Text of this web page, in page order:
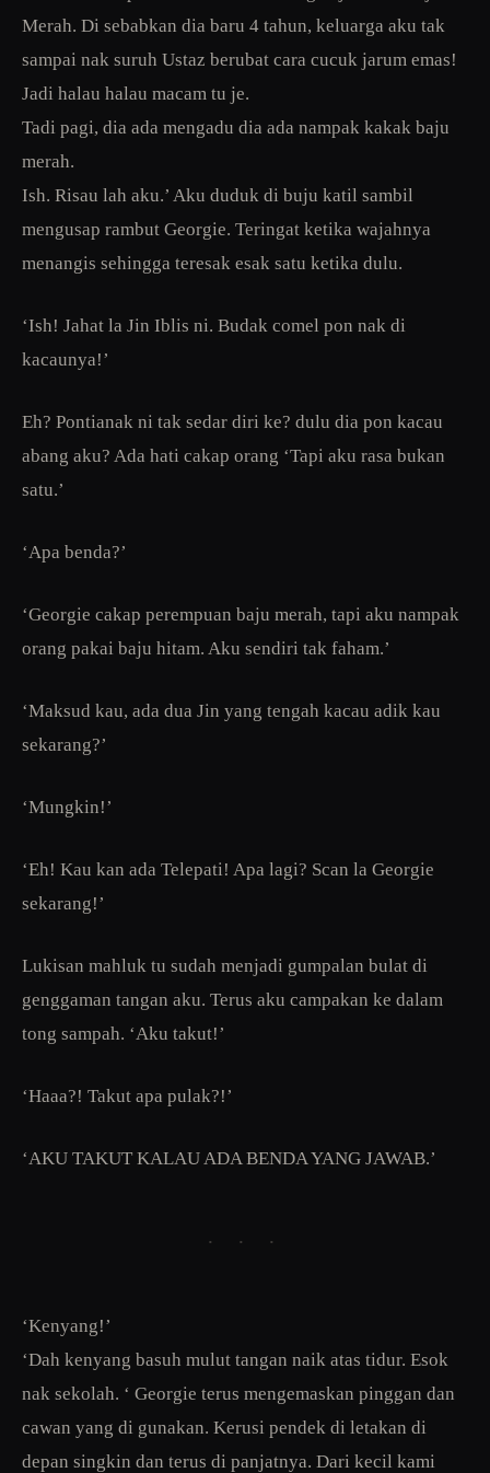
Merah. Di sebabkan dia baru 4 tahun, keluarga aku tak
sampai nak suruh Ustaz berubat cara cucuk jarum emas!
Jadi halau halau macam tu je.
Tadi pagi, dia ada mengadu dia ada nampak kakak baju
merah.
Ish. Risau lah aku.’ Aku duduk di buju katil sambil
mengusap rambut Georgie. Teringat ketika wajahnya
menangis sehingga teresak esak satu ketika dulu.
‘Ish! Jahat la Jin Iblis ni. Budak comel pon nak di
kacaunya!’
Eh? Pontianak ni tak sedar diri ke? dulu dia pon kacau
abang aku? Ada hati cakap orang ‘Tapi aku rasa bukan
satu.’
‘Apa benda?’
‘Georgie cakap perempuan baju merah, tapi aku nampak
orang pakai baju hitam. Aku sendiri tak faham.’
‘Maksud kau, ada dua Jin yang tengah kacau adik kau
sekarang?’
‘Mungkin!’
‘Eh! Kau kan ada Telepati! Apa lagi? Scan la Georgie
sekarang!’
Lukisan mahluk tu sudah menjadi gumpalan bulat di
genggaman tangan aku. Terus aku campakan ke dalam
tong sampah. ‘Aku takut!’
‘Haaa?! Takut apa pulak?!’
‘AKU TAKUT KALAU ADA BENDA YANG JAWAB.’
· · ·
‘Kenyang!’
‘Dah kenyang basuh mulut tangan naik atas tidur. Esok
nak sekolah. ‘ Georgie terus mengemaskan pinggan dan
cawan yang di gunakan. Kerusi pendek di letakan di
depan singkin dan terus di panjatnya. Dari kecil kami